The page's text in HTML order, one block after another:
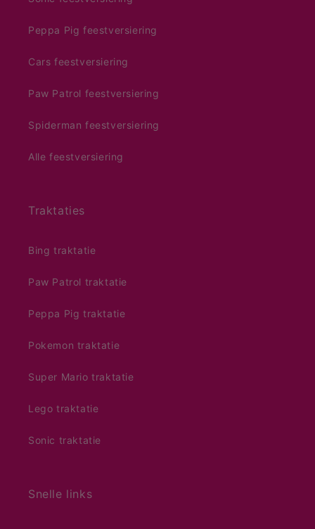
Peppa Pig feestversiering
Cars feestversiering
Paw Patrol feestversiering
Spiderman feestversiering
Alle feestversiering
Traktaties
Bing traktatie
Paw Patrol traktatie
Peppa Pig traktatie
Pokemon traktatie
Super Mario traktatie
Lego traktatie
Sonic traktatie
Snelle links